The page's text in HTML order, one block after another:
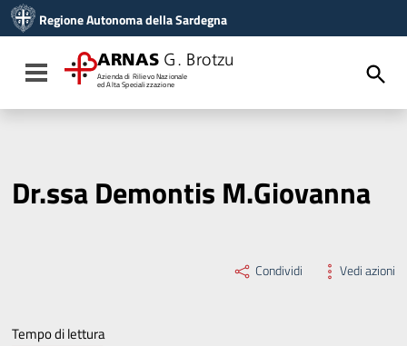
Vai al menu di navigazione
Vai al footer
Regione Autonoma della Sardegna
Toggle navigation
ARNAS G. Brotzu
Azienda di Rilievo Nazionale
ed Alta Specializzazione
Dr.ssa Demontis M.Giovanna
Condividi Vedi azioni
Tempo di lettura